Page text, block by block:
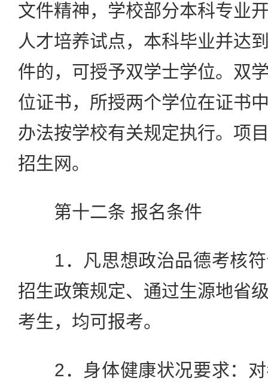
文件精神，学校部分本科专业
人才培养试点，本科毕业并达
件的，可授予双学士学位。双
位证书，所授两个学位在证书
办法按学校有关规定执行。项
招生网。
第十二条 报名条件
1．凡思想政治品德考核符
招生政策规定、通过生源地省
考生，均可报考。
2．身体健康状况要求：对